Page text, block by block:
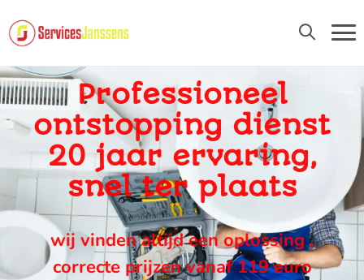
Professioneel
ontstopping dienst
20 jaar ervaring,
snel ter plaats
wij vinden altijd een oplossing ,
correcte prijzen vanaf 119 euro